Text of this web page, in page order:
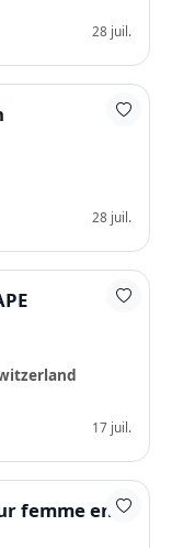
28 juil.
28 juil.
17 juil.
femme en